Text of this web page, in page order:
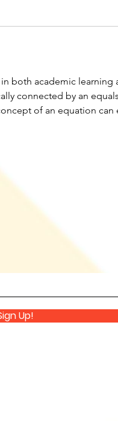
both academic learning
connected by an
of an equation can
Up!